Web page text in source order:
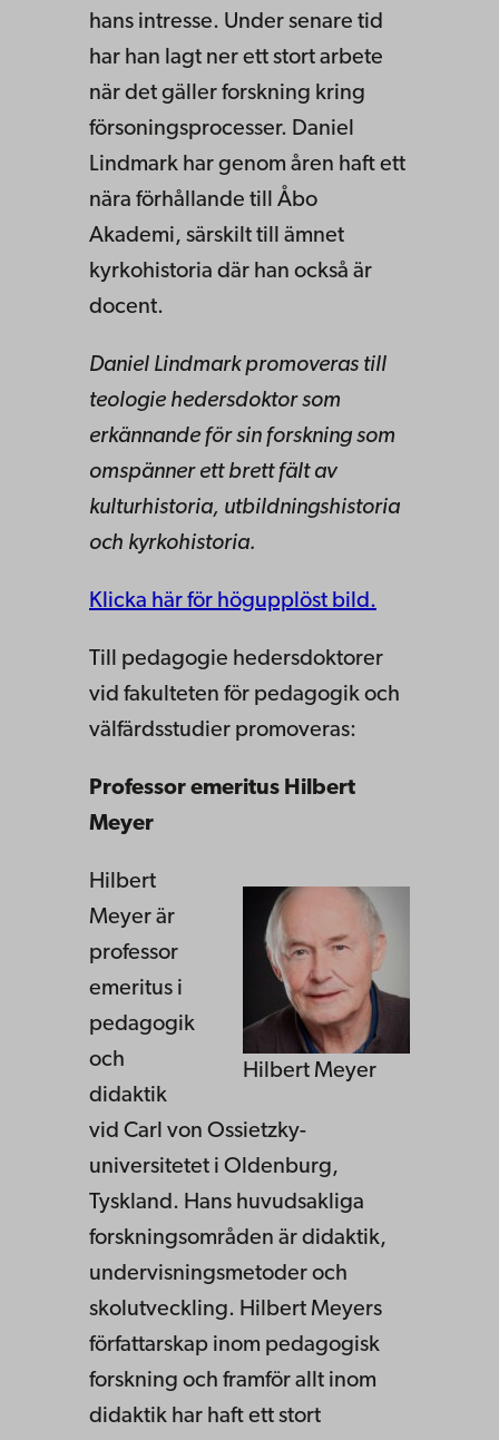
hans intresse. Under senare tid
har han lagt ner ett stort arbete
när det gäller forskning kring
försoningsprocesser. Daniel
Lindmark har genom åren haft ett
nära förhållande till Åbo
Akademi, särskilt till ämnet
kyrkohistoria där han också är
docent.
Daniel Lindmark promoveras till
teologie hedersdoktor som
erkännande för sin forskning som
omspänner ett brett fält av
kulturhistoria, utbildningshistoria
och kyrkohistoria.
Klicka här för högupplöst bild.
Till pedagogie hedersdoktorer
vid fakulteten för pedagogik och
välfärdsstudier promoveras:
Professor emeritus Hilbert
Meyer
Hilbert Meyer
Hilbert
Meyer är
professor
emeritus i
pedagogik
och
didaktik
vid Carl von Ossietzky-
universitetet i Oldenburg,
Tyskland. Hans huvudsakliga
forskningsområden är didaktik,
undervisningsmetoder och
skolutveckling. Hilbert Meyers
författarskap inom pedagogisk
forskning och framför allt inom
didaktik har haft ett stort